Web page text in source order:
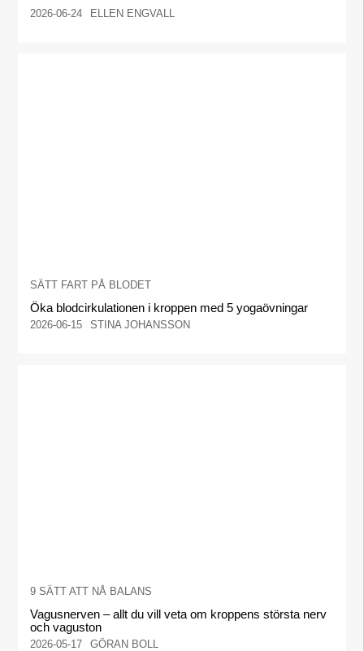
2026-06-24 ELLEN ENGVALL
SÄTT FART PÅ BLODET
Öka blodcirkulationen i kroppen med 5 yogaövningar
2026-06-15 STINA JOHANSSON
9 SÄTT ATT NÅ BALANS
Vagusnerven – allt du vill veta om kroppens största nerv
och vaguston
2026-05-17 GÖRAN BOLL